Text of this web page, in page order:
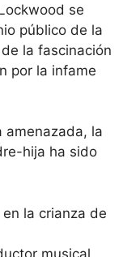
se
público de la
la fascinación
por la infame
amenazada, la
hija ha sido
la crianza de
musical